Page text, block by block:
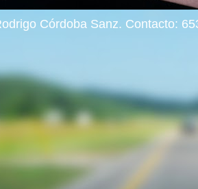
Córdoba Sanz. Contacto: